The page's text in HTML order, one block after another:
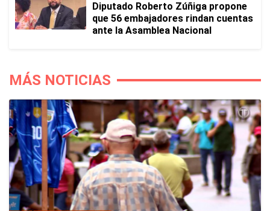
Diputado Roberto Zúñiga propone
que 56 embajadores rindan cuentas
ante la Asamblea Nacional
MÁS NOTICIAS